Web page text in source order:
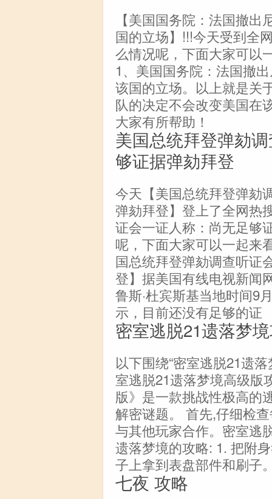
【美国国务院：法国撤
国的立场】!!!今天受到全
么情况呢，下面大家可以
1、美国国务院：法国撤
该国的立场。以上就是关
队的决定不会改变美国在
大家有所帮助！
美国总统拜登弹劾
够证据弹劾拜登
今天【美国总统拜登弹劾
弹劾拜登】登上了全网热
证会一证人称：尚无足够
呢，下面大家可以一起来
国总统拜登弹劾调查听证
登】据美国有线电视新
鲁斯·杜宾斯基当地时间9
示，目前还没有足够的证
密室逃脱21遗落梦
以下围绕“密室逃脱21遗
室逃脱21遗落梦境高级版
版》是一款挑战性极高的
解密谜题。 首先,仔细检
与其他玩家合作。密室逃
遗落梦境的攻略: 1. 把附
子上拿到表盘部件和刷子
七夜 攻略